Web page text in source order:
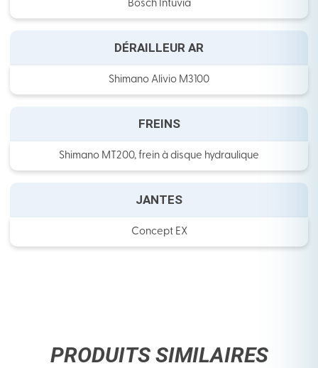
Bosch Intuvia
DÉRAILLEUR AR
Shimano Alivio M3100
FREINS
Shimano MT200, frein à disque hydraulique
JANTES
Concept EX
PRODUITS SIMILAIRES